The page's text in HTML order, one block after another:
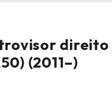
direito
(2011–)